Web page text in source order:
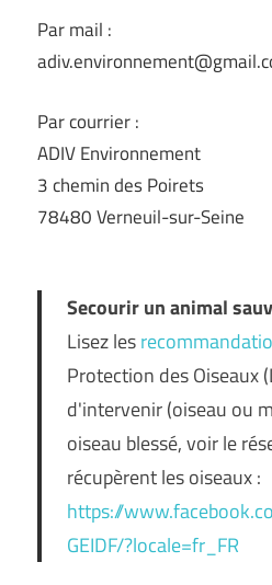
Par mail :
Par courrier :
ADIV Environnement
3 chemin des Poirets
78480 Verneuil-sur-Seine
Secourir un animal
Lisez les
Protection des Oiseaux
d'intervenir (oiseau ou
oiseau blessé, voir le
récupèrent les oiseaux :
https://
GEIDF/?locale=fr_FR